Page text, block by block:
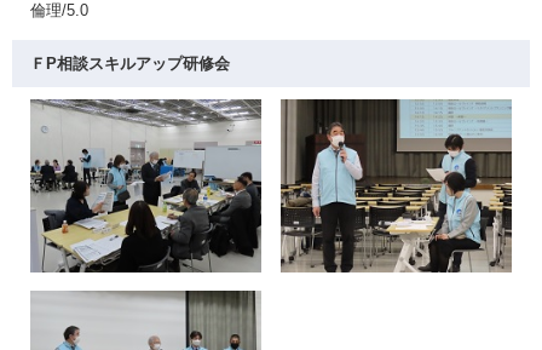
倫理/5.0
ＦP相談スキルアップ研修会